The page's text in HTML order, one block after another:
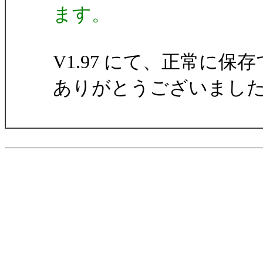
ます。
V1.97 にて、正常に保
ありがとうございまし